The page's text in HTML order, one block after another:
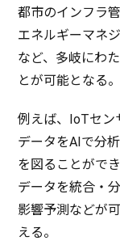
都市のインフラ
エネルギーマネ
など、 多岐にわ
とが可能となる。
例えば、IoTセン
データをAIで分析
を図ることがで
データを統合 ・
影響予測 などが
える。